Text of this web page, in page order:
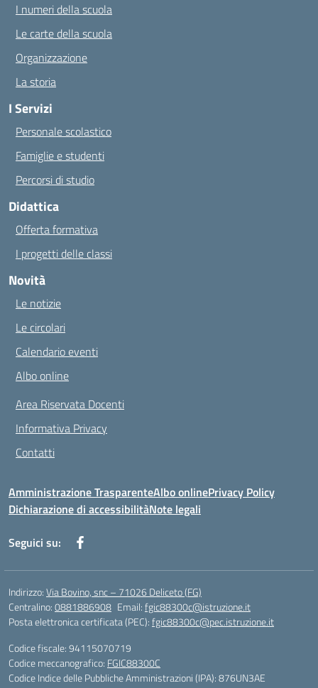
I numeri della scuola
Le carte della scuola
Organizzazione
La storia
I Servizi
Personale scolastico
Famiglie e studenti
Percorsi di studio
Didattica
Offerta formativa
I progetti delle classi
Novità
Le notizie
Le circolari
Calendario eventi
Albo online
Area Riservata Docenti
Informativa Privacy
Contatti
Amministrazione TrasparenteAlbo onlinePrivacy Policy
Dichiarazione di accessibilitàNote legali
Seguici su:
Indirizzo:Via Bovino, snc – 71026 Deliceto (FG)
Centralino:0881886908 Email:fgic88300c@istruzione.it
Posta elettronica certificata (PEC):fgic88300c@pec.istruzione.it
Codice fiscale: 94115070719
Codice meccanografico: FGIC88300C
Codice Indice delle Pubbliche Amministrazioni (IPA): 876UN3AE